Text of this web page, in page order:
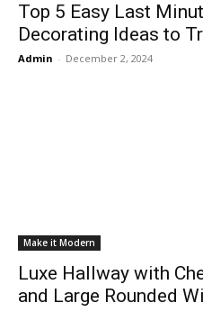
Top 5 Easy Last
Decorating Ideas to
Admin - December 2, 2024
Make it Modern
Luxe Hallway with
and Large Rounded